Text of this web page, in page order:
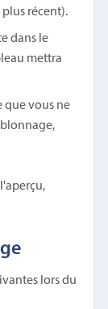
récent).
dans le
mettra
que vous ne
lors du